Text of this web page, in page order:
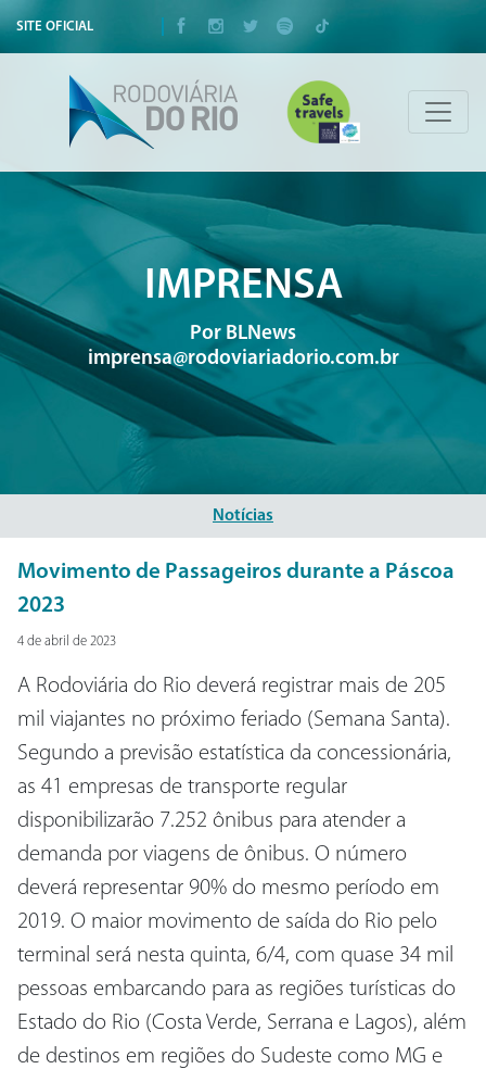
SITE OFICIAL
IMPRENSA
Por BLNews
imprensa@rodoviariadorio.com.br
Notícias
Movimento de Passageiros durante a Páscoa
2023
4 de abril de 2023
A Rodoviária do Rio deverá registrar mais de 205
mil viajantes no próximo feriado (Semana Santa).
Segundo a previsão estatística da concessionária,
as 41 empresas de transporte regular
disponibilizarão 7.252 ônibus para atender a
demanda por viagens de ônibus. O número
deverá representar 90% do mesmo período em
2019. O maior movimento de saída do Rio pelo
terminal será nesta quinta, 6/4, com quase 34 mil
pessoas embarcando para as regiões turísticas do
Estado do Rio (Costa Verde, Serrana e Lagos), além
de destinos em regiões do Sudeste como MG e